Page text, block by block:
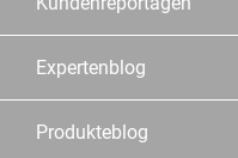
Expertenblog
Produkteblog